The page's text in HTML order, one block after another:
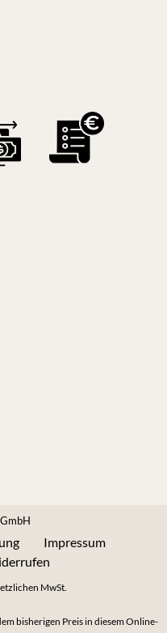
Impressum
MwSt.
bisherigen Preis in diesem Online-